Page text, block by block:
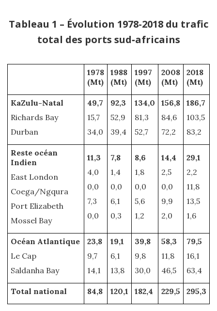
Tableau 1 – Évolution 1978-2018 du trafic
total des ports sud‑africains
1978
(Mt)
1988
(Mt)
1997
(Mt)
2008
(Mt)
2018
(Mt)
KaZulu-Natal
Richards Bay
Durban
49,7
15,7
34,0
92,3
52,9
39,4
134,0
81,3
52,7
156,8
84,6
72,2
186,7
103,5
83,2
Reste océan
Indien
East London
Coega/Ngqura
Port Elizabeth
Mossel Bay
11,3
4,0
0,0
7,3
0,0
7,8
1,4
0,0
6,1
0,3
8,6
1,8
0,0
5,6
1,2
14,4
2,5
0,0
9,9
2,0
29,1
2,2
11,8
13,5
1,6
Océan Atlantique
Le Cap
Saldanha Bay
23,8
9,7
14,1
19,1
6,1
13,8
39,8
9,8
30,0
58,3
11,8
46,5
79,5
16,1
63,4
Total national 84,8 120,1 182,4 229,5 295,3